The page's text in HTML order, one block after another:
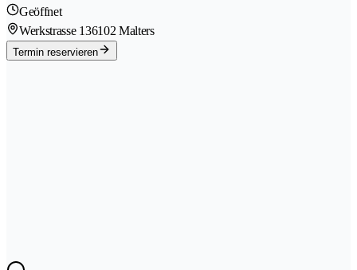
Geöffnet
Werkstrasse 136102 Malters
Termin reservieren